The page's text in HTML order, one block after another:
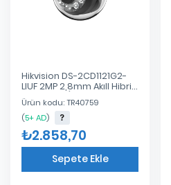
Hikvision DS-2CD1121G2-
LIUF 2MP 2,8mm Akıll Hibrit
Işık Dome (H.265+,Dahili
Mik.)
Ürün kodu: TR40759
(5+ AD)
₺2.858,70
Sepete Ekle